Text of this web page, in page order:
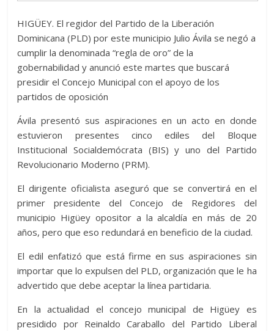
HIGÜEY. El regidor del Partido de la Liberación
Dominicana (PLD) por este municipio Julio Ávila se negó a
cumplir la denominada “regla de oro” de la
gobernabilidad y anunció este martes que buscará
presidir el Concejo Municipal con el apoyo de los
partidos de oposición
Ávila presentó sus aspiraciones en un acto en donde
estuvieron presentes cinco ediles del Bloque
Institucional Socialdemócrata (BIS) y uno del Partido
Revolucionario Moderno (PRM).
El dirigente oficialista aseguró que se convertirá en el
primer presidente del Concejo de Regidores del
municipio Higüey opositor a la alcaldía en más de 20
años, pero que eso redundará en beneficio de la ciudad.
El edil enfatizó que está firme en sus aspiraciones sin
importar que lo expulsen del PLD, organización que le ha
advertido que debe aceptar la línea partidaria.
En la actualidad el concejo municipal de Higüey es
presidido por Reinaldo Caraballo del Partido Liberal